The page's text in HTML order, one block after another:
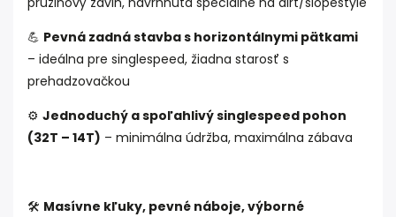
💪 Pevná zadná stavba s horizontálnymi pätkami
– ideálna pre singlespeed, žiadna starosť s
prehadzovačkou
⚙️ Jednoduchý a spoľahlivý singlespeed pohon
(32T – 14T) – minimálna údržba, maximálna zábava
🛠️ Masívne kľuky, pevné náboje, výborné